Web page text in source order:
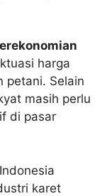
harga
petani. Selain
masih perlu
di pasar
karet